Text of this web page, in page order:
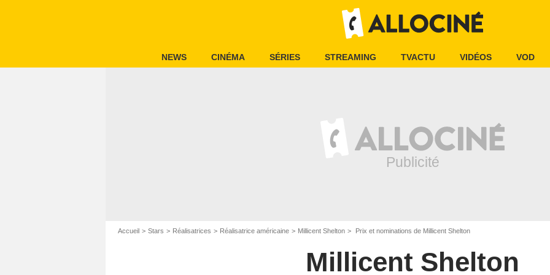
NEWS CINÉMA SÉRIES STREAMING TVACTU VIDÉOS VOD
Accueil Stars Réalisatrices Réalisatrice américaine Millicent Shelton Prix et nominations de Millicent Shelton
Millicent Shelton